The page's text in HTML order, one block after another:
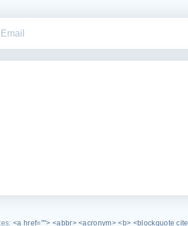
<a href=""> <abbr> <acronym> <b> <blockquote